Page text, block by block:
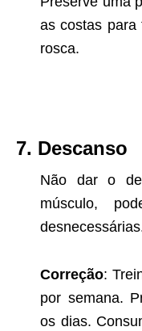
as costas para
rosca.
7. Descanso
Não dar o
músculo,
Correção:
por semana.
os dias.